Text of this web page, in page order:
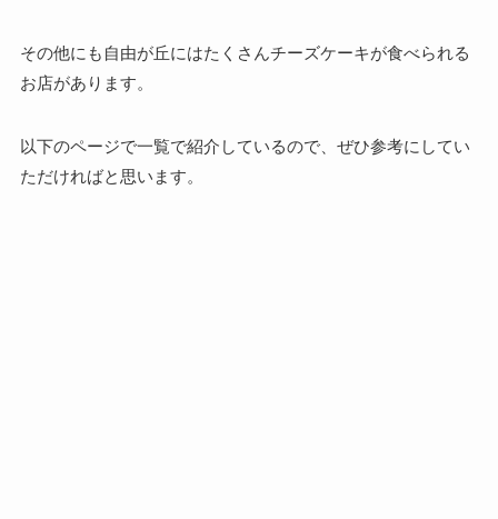
その他にも自由が丘にはたくさんチーズケーキが食べられる
お店があります。
以下のページで一覧で紹介しているので、ぜひ参考にしてい
ただければと思います。